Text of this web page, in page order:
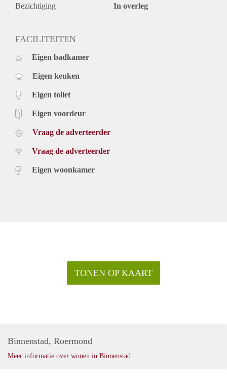
Bezichtiging In overleg
FACILITEITEN
Eigen badkamer
Eigen keuken
Eigen toilet
Eigen voordeur
Vraag de adverteerder
Vraag de adverteerder
Eigen woonkamer
TONEN OP KAART
Binnenstad, Roermond
Meer informatie over wonen in Binnenstad